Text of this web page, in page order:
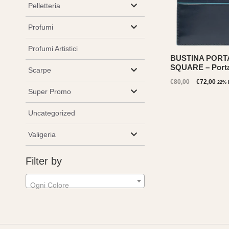
BUSTINA
SQUARE –
€80,00
Il
€72,00Il22%
Pelletteria
Profumi
Profumi Artistici
Scarpe
Super Promo
Uncategorized
Valigeria
Filter by
Ogni Colore